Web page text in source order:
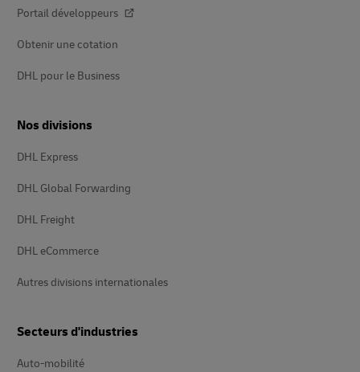
Portail développeurs
Obtenir une cotation
DHL pour le Business
Nos divisions
DHL Express
DHL Global Forwarding
DHL Freight
DHL eCommerce
Autres divisions internationales
Secteurs d'industries
Auto-mobilité